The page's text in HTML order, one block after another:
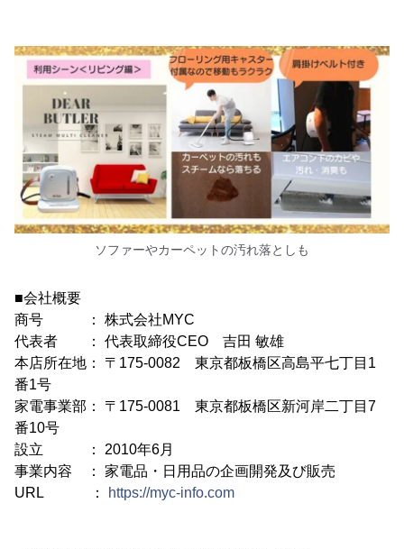
ソファーやカーペットの汚れ落としも
■会社概要
商号 ： 株式会社MYC
代表者 ： 代表取締役CEO 吉田 敏雄
本店所在地： 〒175-0082 東京都板橋区高島平七丁目1
番1号
家電事業部： 〒175-0081 東京都板橋区新河岸二丁目7
番10号
設立 ： 2010年6月
事業内容 ： 家電品・日用品の企画開発及び販売
URL ：
https://myc-info.com